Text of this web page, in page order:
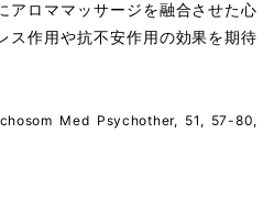
アロママッサージを融合させた心
ス作用や抗不安作用の効果を期待
Med Psychother, 51, 57-80,